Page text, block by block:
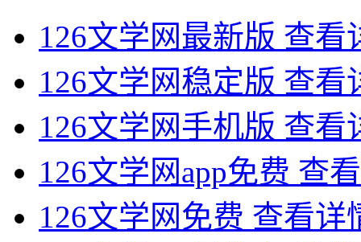
126文学网最新版 查看
126文学网稳定版 查看
126文学网手机版 查看
126文学网app免费 查
126文学网免费 查看详